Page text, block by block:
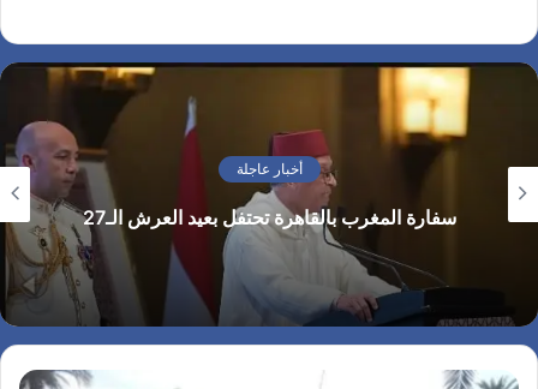
أخبار عاجلة
سفارة المغرب بالقاهرة تحتفل بعيد العرش الـ27